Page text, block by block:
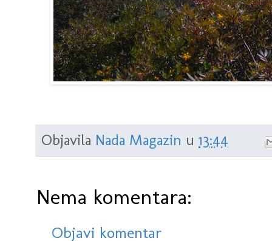
Objavila Nada Magazin u 13:44
Nema komentara:
Objavi komentar